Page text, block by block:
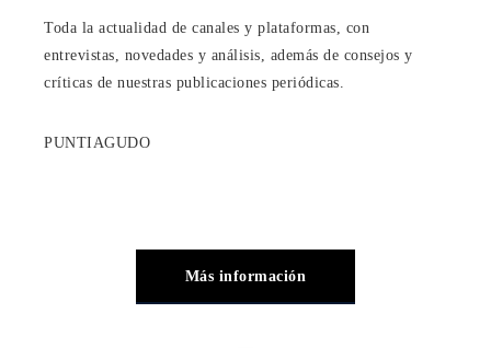
Toda la actualidad de canales y plataformas, con
entrevistas, novedades y análisis, además de consejos y
críticas de nuestras publicaciones periódicas.
PUNTIAGUDO
Más información